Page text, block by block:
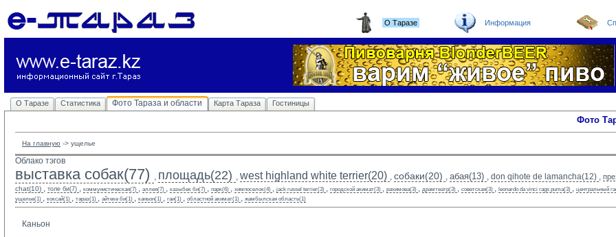
О Таразе Информация
О Таразе Статистика Фото Тараза и области Карта Тараза Гостиницы
Фото
На главную -> ущелье
Облако тэгов
выставка собак(77) , площадь(22) , west highland white terrier(20) , собаки(20) , абая(13) , don qihote de lamancha(12) ,
chat(10) , толе би(7) , коммунистическая(7) , аллея(7) , казыбек би(7) , парк(6) , химпоселок(4) , jack russel terrier(3) , городской акимат(3) , рахимова(3) , драмтеатр(3) , советская(3) , leonardo da vinci rags puma(3) , центральный
ущелье(1) , коксай(1) , тараз(1) , айтеке би(1) , каньон(1) , гаи(1) , областной акимат(1) , жамбылская область(1)
Каньон